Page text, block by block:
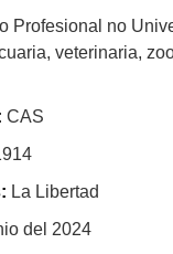
Profesional no
veterinaria,
CAS
La Libertad
del 2024